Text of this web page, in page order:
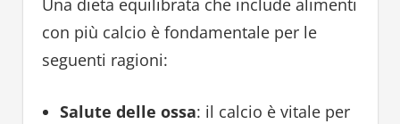
Una dieta equilibrata che include alimenti
con più calcio è fondamentale per le
seguenti ragioni:
Salute delle ossa: il calcio è vitale per